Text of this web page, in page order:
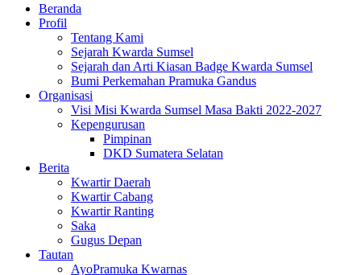
Beranda
Profil
Tentang Kami
Sejarah Kwarda Sumsel
Sejarah dan Arti Kiasan Badge Kwarda Sumsel
Bumi Perkemahan Pramuka Gandus
Organisasi
Visi Misi Kwarda Sumsel Masa Bakti 2022-2027
Kepengurusan
Pimpinan
DKD Sumatera Selatan
Berita
Kwartir Daerah
Kwartir Cabang
Kwartir Ranting
Saka
Gugus Depan
Tautan
AyoPramuka Kwarnas